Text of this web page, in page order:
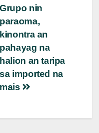
Grupo nin
paraoma,
kinontra an
pahayag na
halion an taripa
sa imported na
mais